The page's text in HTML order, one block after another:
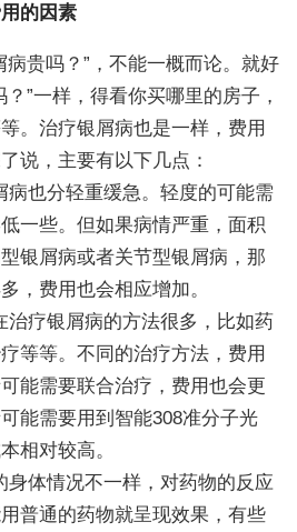
的因素
病贵吗？”，不能一概而论。就好
”一样，得看你买哪里的房子，
。治疗银屑病也是一样，费用
说，主要有以下几点：
病也分轻重缓急。轻度的可能需
一些。但如果病情严重，面积
银屑病或者关节型银屑病，那
，费用也会相应增加。
治疗银屑病的方法很多，比如药
等等。不同的治疗方法，费用
能需要联合治疗，费用也会更
能需要用到智能308准分子光
相对较高。
身体情况不一样，对药物的反应
普通的药物就呈现效果，有些